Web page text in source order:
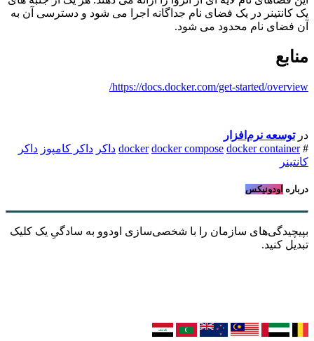
یک کانتینر در یک فضای نام جداگانه اجرا می شود و دسترسی آن به
آن فضای نام محدود می شود.
منابع
https://docs.docker.com/get-started/overview/
درتوسعه نرم‌افزار ​
#
docker docker compose docker container داکر داکر کامپوز داکر
کانتینر
درباره اودونیکس
بپیچیدگی‌های سازمان را با شخصی‌سازی اودوو به سادگیِ یک کلیک
تبدیل کنید.